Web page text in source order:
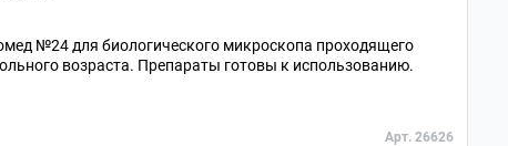
№24 для биологического микроскопа проходящего
возраста. Препараты готовы к использованию.
Арт. 26626